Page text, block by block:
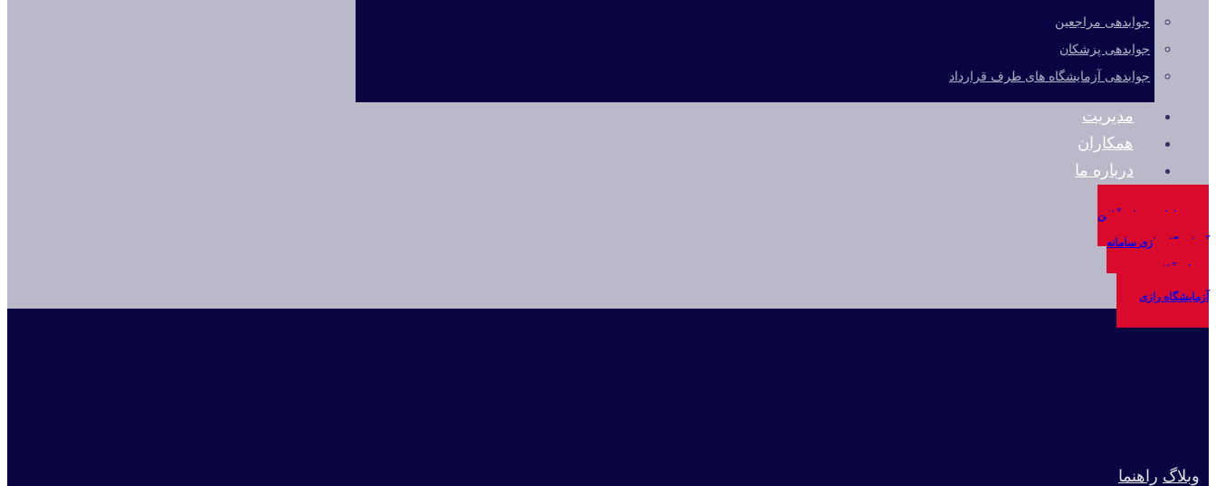
جوابدهی مراجعین
جوابدهی پزشکان
جوابدهی آزمایشگاه های طرف قرارداد
مدیریت
همکاران
درباره ما
سامانه خدمات آنلاین
آزمایشگاه رازی سامانه
خدمات آنلاین
آزمایشگاه رازی
وبلاگ راهنما